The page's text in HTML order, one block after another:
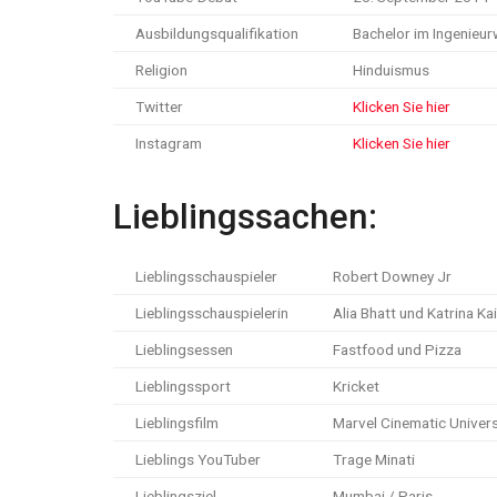
Ausbildungsqualifikation Bachelor im
Religion Hinduismus
Twitter Klicken Sie hier
Instagram Klicken Sie hier
Lieblingssachen:
Lieblingsschauspieler Robert Downey Jr
Lieblingsschauspielerin Alia Bhatt und Katrina
Lieblingsessen Fastfood und Pizza
Lieblingssport Kricket
Lieblingsfilm Marvel Cinematic
Lieblings YouTuber Trage Minati